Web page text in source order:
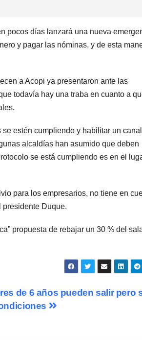
pocos días lanzará una nueva
y pagar las nóminas, y de esta
a Acopi ya presentaron ante las
todavía hay una traba en cuanto a
estén cumpliendo y habilitar un canal
alcaldías han asumido que deben
se está cumpliendo es en el
para los empresarios, no tiene en
presidente Duque.
propuesta de rebajar un 30 % del
de 6 años pueden salir pero